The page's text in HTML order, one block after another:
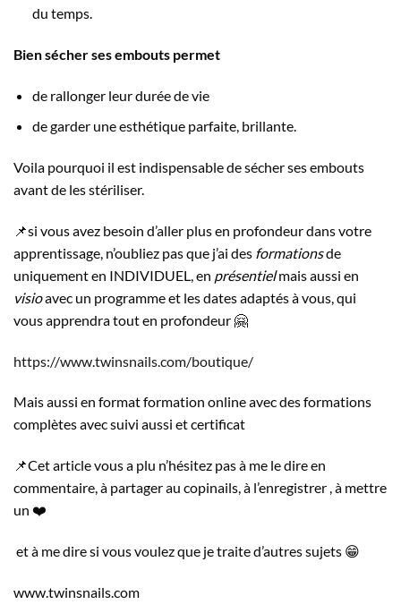
du temps.
Bien sécher ses embouts permet
de rallonger leur durée de vie
de garder une esthétique parfaite, brillante.
Voila pourquoi il est indispensable de sécher ses embouts
avant de les stériliser.
📌si vous avez besoin d’aller plus en profondeur dans votre
apprentissage, n’oubliez pas que j’ai des formationsde
uniquement en INDIVIDUEL, en présentielmais aussi en
visioavec un programme et les dates adaptés à vous, qui
vous apprendra tout en profondeur 🤗
https://www.twinsnails.com/boutique/
Mais aussi en format formation online avec des formations
complètes avec suivi aussi et certificat
📌Cet article vous a plu n’hésitez pas à me le dire en
commentaire, à partager au copinails, à l’enregistrer , à mettre
un ❤️
et à me dire si vous voulez que je traite d’autres sujets 😁
www.twinsnails.com